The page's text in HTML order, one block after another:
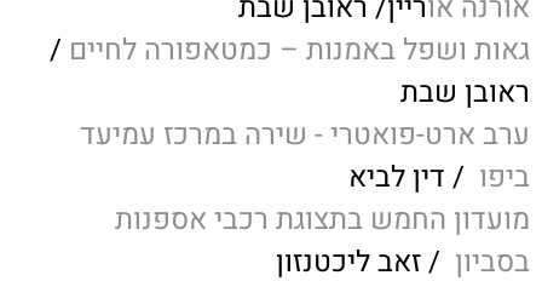
גאות ושפל באמנות – כמטאפורה לחיים /
ראובן שבת
ערב ארט-פואטרי - שירה במרכז עמיעד
ביפו / דין לביא
מועדון החמש בתצוגת רכבי אספנות
בסביון / זאב ליכטנזון